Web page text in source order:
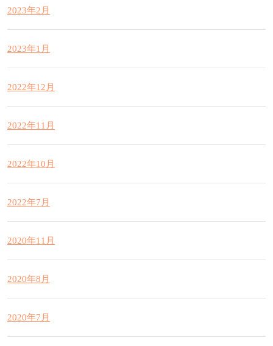
2023年2月
2023年1月
2022年12月
2022年11月
2022年10月
2022年7月
2020年11月
2020年8月
2020年7月